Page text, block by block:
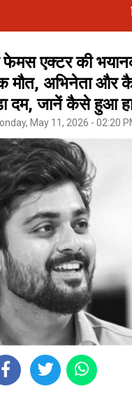
एक्टर की
मौत, अभिनेता और
दम, जानें कैसे हुआ
May 11, 2026 - 02:20